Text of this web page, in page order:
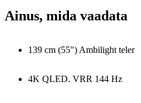
Ainus, mida vaadata
139 cm (55") Ambilight teler
4K QLED. VRR 144 Hz